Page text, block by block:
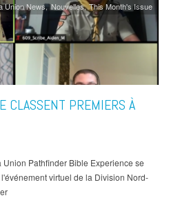
Union News Nouvelles This Month's Issue
CLASSENT PREMIERS À
Pathfinder Bible Experience se
virtuel de la Division Nord-